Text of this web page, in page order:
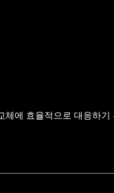
체에 효율적으로 대응하